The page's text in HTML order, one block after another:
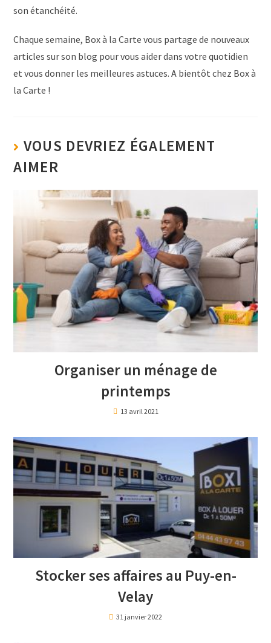
son étanchéité.
Chaque semaine, Box à la Carte vous partage de nouveaux
articles sur son blog pour vous aider dans votre quotidien
et vous donner les meilleures astuces. A bientôt chez Box à
la Carte !
VOUS DEVRIEZ ÉGALEMENT
AIMER
Organiser un ménage de
printemps
13 avril 2021
Stocker ses affaires au Puy-en-
Velay
31 janvier 2022